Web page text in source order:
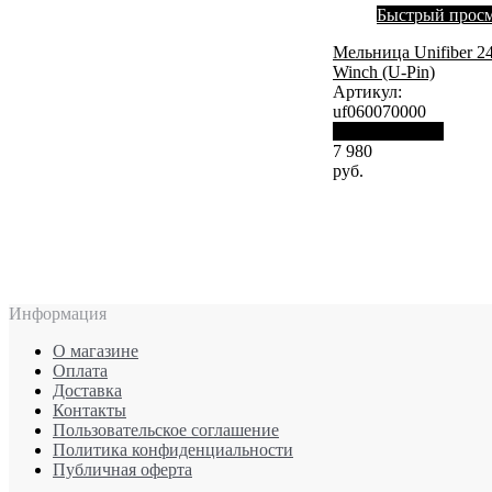
Быстрый
Мельница Unifiber
Winch (U-Pin)
Артикул:
uf060070000
7 980
руб.
Информация
О магазине
Оплата
Доставка
Контакты
Пользовательское соглашение
Политика конфиденциальности
Публичная оферта